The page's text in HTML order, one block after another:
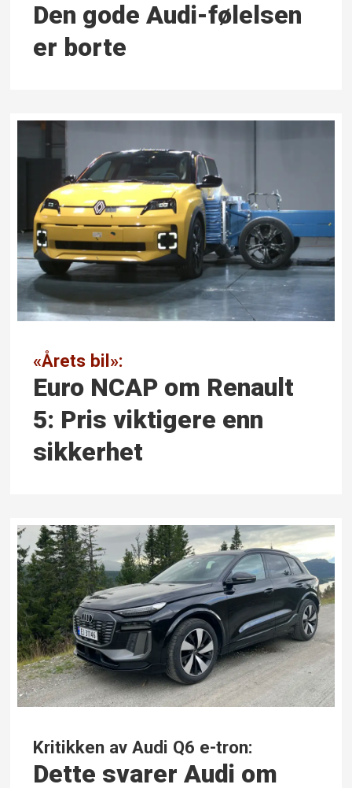
Den gode Audi-følelsen
er borte
«Årets bil»:
Euro NCAP om Renault
5: Pris viktigere enn
sikkerhet
Kritikken av Audi Q6 e-tron:
Dette svarer Audi om